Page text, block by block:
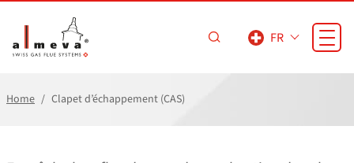
FR
Home Clapet d’échappement (CAS)